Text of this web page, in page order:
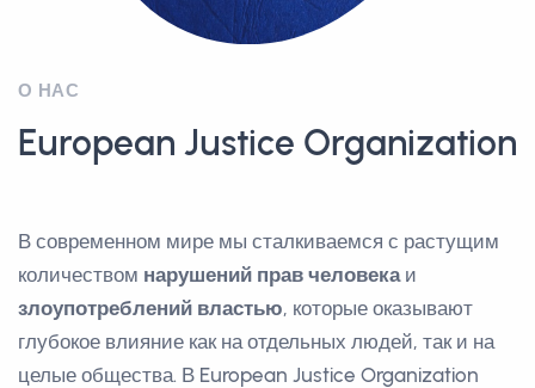
О НАС
European Justice Organization
В современном мире мы сталкиваемся с растущим
количеством нарушений прав человекаи
злоупотреблений властью, которые оказывают
глубокое влияние как на отдельных людей, так и на
целые общества. В European Justice Organization